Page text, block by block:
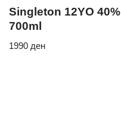
Singleton 12YO 40%
700ml
1990 ден